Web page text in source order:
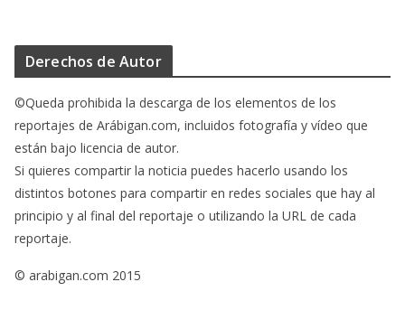
Derechos de Autor
©Queda prohibida la descarga de los elementos de los
reportajes de Arábigan.com, incluidos fotografía y vídeo que
están bajo licencia de autor.
Si quieres compartir la noticia puedes hacerlo usando los
distintos botones para compartir en redes sociales que hay al
principio y al final del reportaje o utilizando la URL de cada
reportaje.
© arabigan.com 2015